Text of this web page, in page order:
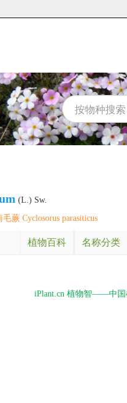
(L.) Sw.
毛蕨 Cyclosorus parasiticus
植物百科 名称分类
iPlant.cn 植物智——中国